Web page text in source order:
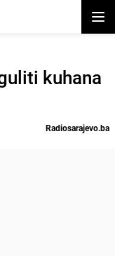
kuhana
Radiosarajevo.ba